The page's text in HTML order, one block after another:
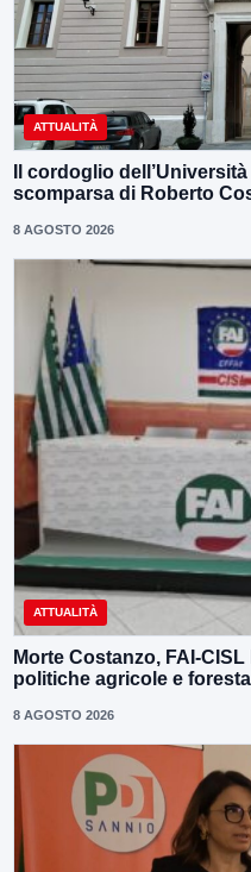
ATTUALITÀ
Il cordoglio
scomparsa di Roberto
8 AGOSTO 2026
ATTUALITÀ
Morte Costanzo, FAI-
politiche agricole e
8 AGOSTO 2026